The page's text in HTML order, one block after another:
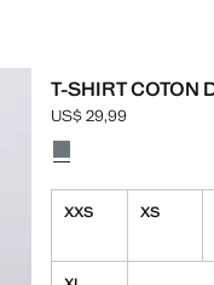
T-SHIRT COTON
Prix actuel [US$ 29,99 ]
US$ 29,99
Choisissez une couleur
XXS XS